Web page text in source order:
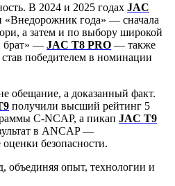
В 2024 и 2025 годах JAC
«Внедорожник года» — сначала
а затем и по выбору широкой
брат» — JAC T8 PRO — также
став победителем в номинации
обещание, а доказанный факт.
получили высший рейтинг 5
C-NCAP, а пикап JAC T9
в ANCAP —
безопасности.
объединяя опыт, технологии и